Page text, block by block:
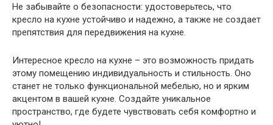
Не забывайте о безопасности: удостоверьтесь, что
кресло на кухне устойчиво и надежно, а также не создает
препятствия для передвижения на кухне.
Интересное кресло на кухне – это возможность придать
этому помещению индивидуальность и стильность. Оно
станет не только функциональной мебелью, но и ярким
акцентом в вашей кухне. Создайте уникальное
пространство, где будете чувствовать себя комфортно и